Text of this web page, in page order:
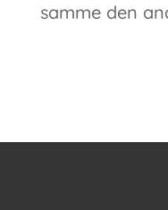
samme den